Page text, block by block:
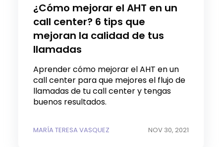
¿Cómo mejorar el AHT en un
call center? 6 tips que
mejoran la calidad de tus
llamadas
Aprender cómo mejorar el AHT en un
call center para que mejores el flujo de
llamadas de tu call center y tengas
buenos resultados.
MARÍA TERESA VASQUEZ NOV 30, 2021